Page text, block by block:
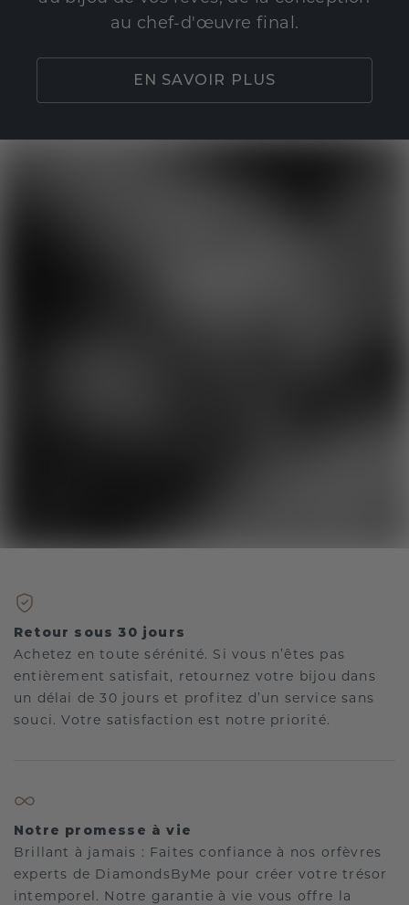
au chef-d'œuvre final.
EN SAVOIR PLUS
Retour sous 30 jours
Achetez en toute sérénité. Si vous n’êtes pas
entièrement satisfait, retournez votre bijou dans
un délai de 30 jours et profitez d’un service sans
souci. Votre satisfaction est notre priorité.
Notre promesse à vie
Brillant à jamais : Faites confiance à nos orfèvres
experts de DiamondsByMe pour créer votre trésor
intemporel. Notre garantie à vie vous offre la